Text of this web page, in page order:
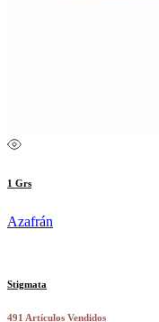
1 Grs
Azafrán
Stigmata
491 Artículos Vendidos